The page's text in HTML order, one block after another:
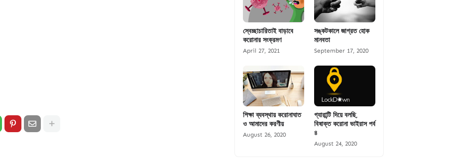
স্বেচ্ছাচারিতাই বাড়াবে
করোনার সংক্রমণ
April 27, 2021
সঙ্কটকালে জাগ্রত হোক
মানবতা
September 17, 2020
শিক্ষা ব্যবস্থায় করোনাঘাত
ও আমাদের করণীয়
August 26, 2020
গ্যারান্টি দিয়ে বলছি,
বিষাক্ত করোনা ভাইরাস পর্ব
৪
August 24, 2020